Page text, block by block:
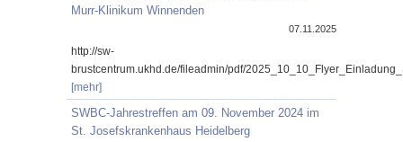
Murr-Klinikum Winnenden
07.11.2025
http://sw-
brustcentrum.ukhd.de/fileadmin/pdf/
[mehr]
SWBC-Jahrestreffen am 09. November 2024 im
St. Josefskrankenhaus Heidelberg